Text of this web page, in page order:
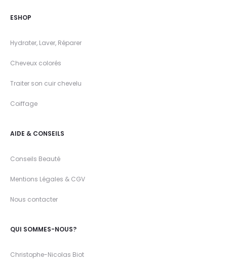
ESHOP
Hydrater, Laver, Réparer
Cheveux colorés
Traiter son cuir chevelu
Coiffage
AIDE & CONSEILS
Conseils Beauté
Mentions Légales & CGV
Nous contacter
QUI SOMMES-NOUS?
Christophe-Nicolas Biot